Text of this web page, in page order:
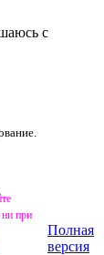
с
при
Полная
версия